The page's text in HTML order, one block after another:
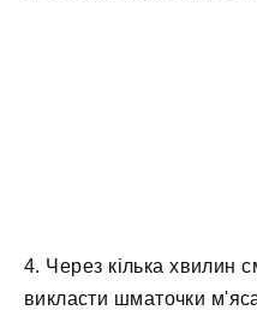
4. Через кілька хвилин
викласти шматочки